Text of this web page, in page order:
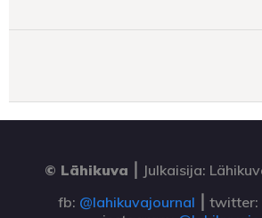
© Lähikuva
Julkaisija:
fb: @lahikuvajournal ⎮ twitter: